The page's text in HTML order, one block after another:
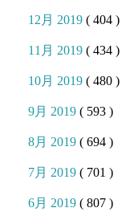
12月 2019( 404 )
11月 2019( 434 )
10月 2019( 480 )
9月 2019( 593 )
8月 2019( 694 )
7月 2019( 701 )
6月 2019( 807 )